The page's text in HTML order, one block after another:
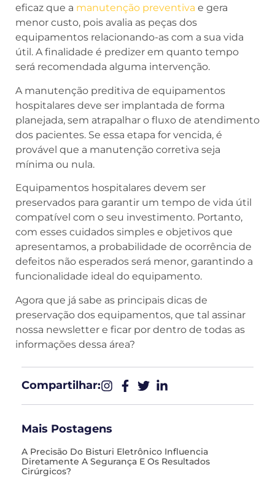
eficaz que a manutenção preventiva e gera
menor custo, pois avalia as peças dos
equipamentos relacionando-as com a sua vida
útil. A finalidade é predizer em quanto tempo
será recomendada alguma intervenção.
A manutenção preditiva de equipamentos
hospitalares deve ser implantada de forma
planejada, sem atrapalhar o fluxo de atendimento
dos pacientes. Se essa etapa for vencida, é
provável que a manutenção corretiva seja
mínima ou nula.
Equipamentos hospitalares devem ser
preservados para garantir um tempo de vida útil
compatível com o seu investimento. Portanto,
com esses cuidados simples e objetivos que
apresentamos, a probabilidade de ocorrência de
defeitos não esperados será menor, garantindo a
funcionalidade ideal do equipamento.
Agora que já sabe as principais dicas de
preservação dos equipamentos, que tal assinar
nossa newsletter e ficar por dentro de todas as
informações dessa área?
Compartilhar:​
Mais Postagens
A Precisão Do Bisturi Eletrônico Influencia
Diretamente A Segurança E Os Resultados
Cirúrgicos?